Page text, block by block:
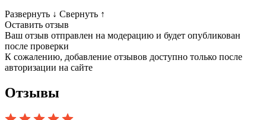
Развернуть ↓ Свернуть ↑
Оставить отзыв
Ваш отзыв отправлен на модерацию и будет опубликован
после проверки
К сожалению, добавление отзывов доступно только после
авторизации на сайте
Отзывы